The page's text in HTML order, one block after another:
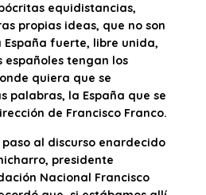
equidistancias,
propias ideas, que no son
fuerte, libre unida,
españoles tengan los
quiera que se
palabras, la España que se
de Francisco Franco.
al discurso enardecido
presidente
Nacional Francisco